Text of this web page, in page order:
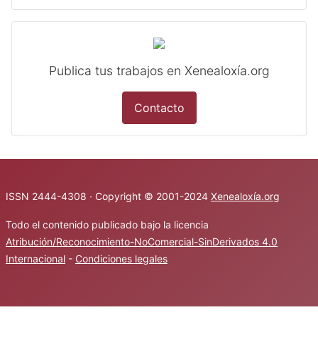
Publica tus trabajos en Xenealoxía.org
Contacto
ISSN 2444-4308 · Copyright © 2001-2024 Xenealoxía.org
Todo el contenido publicado bajo la licencia
Atribución/Reconocimiento-NoComercial-SinDerivados 4.0
Internacional - Condiciones legales